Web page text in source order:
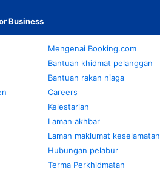
Business
Mengenai Booking.com
Bantuan khidmat pelanggan
Bantuan rakan niaga
Careers
Kelestarian
Laman akhbar
Laman maklumat keselamatan
Hubungan pelabur
Terma Perkhidmatan